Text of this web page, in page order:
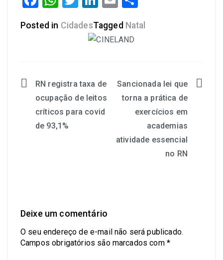
Posted in CidadesTagged Natal
RN registra taxa de
ocupação de leitos
críticos para covid
de 93,1%
Sancionada lei que
torna a prática de
exercícios em
academias
atividade essencial
no RN
Deixe um comentário
O seu endereço de e-mail não será publicado.
Campos obrigatórios são marcados com *